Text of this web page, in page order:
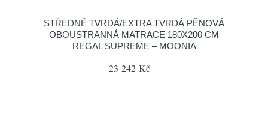
STŘEDNĚ TVRDÁ/EXTRA TVRDÁ PĚNOVÁ
OBOUSTRANNÁ MATRACE 180X200 CM
REGAL SUPREME – MOONIA
23 242 Kč